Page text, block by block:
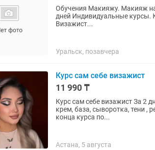
Обучения Макияжу. Макияж на любое мероприятие. (От 5 до 12т.т.)Выезд. Проф.косметика. 10
дней Индивидуальные курсы.
Визажист...
Уральск, позавчера
Курс сам себе визажист
11 990 ₸
Курс сам себе визажист За 2 дня -выбирать тон по типу кожи , список косметики (тональный
крем, база, сыворотка, тени ,
конца курса по...
Астана, 5 августа